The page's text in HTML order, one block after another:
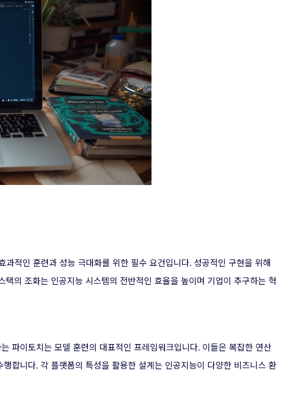
적인 훈련과 성능 극대화를 위한 필수 요건입니다. 성공적인 구현을 위해
의 조화는 인공지능 시스템의 전반적인 효율을 높이며 기업이 추구하는 혁
파이토치는 모델 훈련의 대표적인 프레임워크입니다. 이들은 복잡한 연산
합니다. 각 플랫폼의 특성을 활용한 설계는 인공지능이 다양한 비즈니스 환